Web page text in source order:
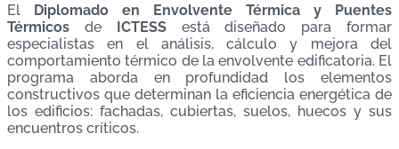
El Diplomado en Envolvente Térmica y Puentes
Térmicos de ICTESSestá diseñado para formar
especialistas en el análisis, cálculo y mejora del
comportamiento térmico de la envolvente edificatoria. El
programa aborda en profundidad los elementos
constructivos que determinan la eficiencia energética de
los edificios: fachadas, cubiertas, suelos, huecos y sus
encuentros críticos.